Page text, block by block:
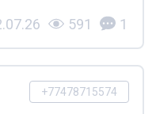
591 1
+77478715574